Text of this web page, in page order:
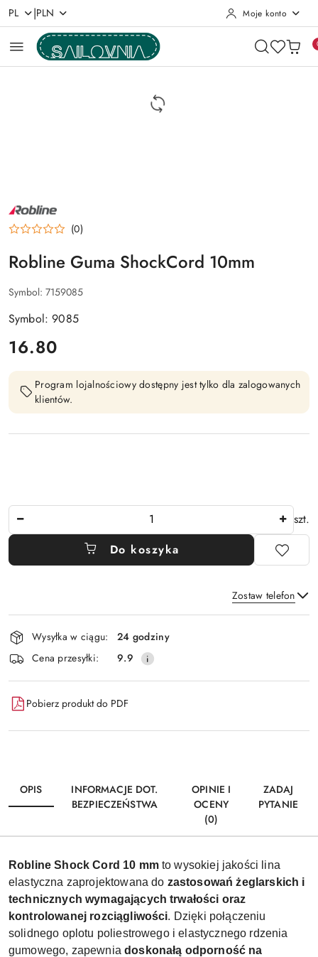
Przejdź do treści głównej
Przejdź do wyszukiwarki
Przejdź do moje konto
Przejdź do menu głównego
Przejdź do opisu produktu
Przejdź do stopki
PL |PLN Moje konto
PRODUCENTA:
(0)
Robline Guma ShockCord 10mm
Symbol: 7159085
Symbol: 9085
cena:
16.80
Program lojalnościowy dostępny jest tylko dla zalogowanych
klientów.
szt.
Do koszyka
Zostaw telefon
Wyślij
Dostępność
i
dostawa
Wysyłka w ciągu:
24 godziny
Cena przesyłki:
9.9
Pobierz produkt do PDF
OPIS
INFORMACJE DOT.
BEZPIECZEŃSTWA
OPINIE I
OCENY
(0)
ZADAJ
PYTANIE
Robline Shock Cord 10 mmto wysokiej jakości lina
elastyczna zaprojektowana do zastosowań żeglarskich i
technicznych wymagających trwałości oraz
kontrolowanej rozciągliwości. Dzięki połączeniu
solidnego oplotu poliestrowego i elastycznego rdzenia
gumowego, zapewniadoskonałą odporność na